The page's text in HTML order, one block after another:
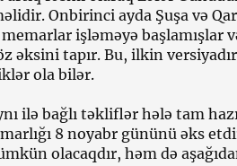
Onbirinci ayda Şuşa və
işləməyə başlamışlar
əksini tapır. Bu, ilkin
ola bilər.
ilə bağlı təkliflər hələ tam
8 noyabr gününü əks
olacaqdır, həm də